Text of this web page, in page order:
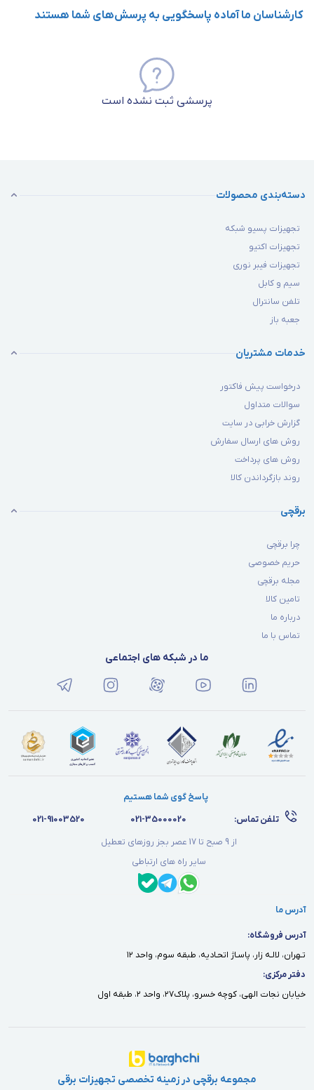
کارشناسان ما آماده پاسخگویی به پرسش‌های شما هستند
پرسشی ثبت نشده است
دسته‌بندی محصولات
تجهیزات پسیو شبکه
تجهیزات اکتیو
تجهیزات فیبر نوری
سیم و کابل
تلفن سانترال
جعبه باز
خدمات مشتریان
درخواست پیش فاکتور
سوالات متداول
گزارش خرابی در سایت
روش های ارسال سفارش
روش های پرداخت
روند بازگرداندن کالا
برقچی
چرا برقچی
حریم خصوصی
مجله برقچی
تامین کالا
درباره ما
تماس با ما
ما در شبکه های اجتماعی
پاسخ گوی شما هستیم
تلفن تماس:
021-35000020
021-91003520
از 9 صبح تا 17 عصر بجز روزهای تعطیل
سایر راه های ارتباطی
آدرس ما
آدرس فروشگاه:
تـهران، لالـه زار، پاسـاژ اتحـاديه، طبقه سوم، واحد ١٢
دفتر مركزى:
خيابان نجات الهى، كوچه خسرو، پلاك٢٧، واحد ٢، طبقه اول
مجموعه برقچی در زمینه تخصصی تجهیزات برقی